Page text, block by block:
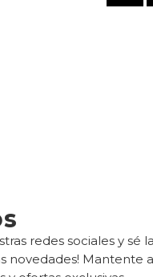
redes sociales y sé
novedades! Mantente